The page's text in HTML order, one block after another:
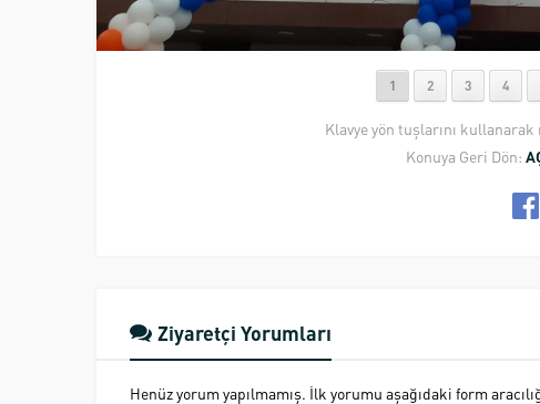
1 2 3 4
Klavye yön tuşlarını
Konuya Geri Dön:
Ziyaretçi Yorumları
Henüz yorum yapılmamış. İlk yorumu aşağıdaki form